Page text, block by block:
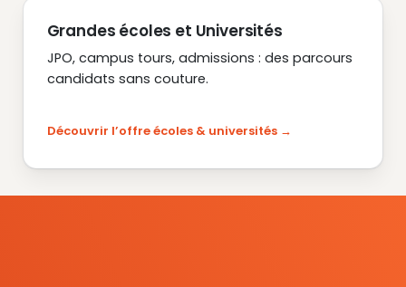
Grandes écoles et Universités
JPO, campus tours, admissions : des parcours
candidats sans couture.
Découvrir l’offre écoles & universités